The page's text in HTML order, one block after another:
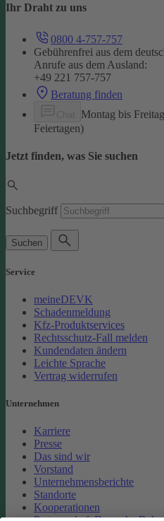
Ihr Draht zu uns
0800 4-757-757
Gebührenfrei aus dem
Anrufe aus dem Ausland:
+49 221 757-757
Beratung finden
Montag bis
Feiertagen)
Jetzt finden, was Sie suchen
Suchbegriff
Suchen
Service
meineDEVK
Schadenmeldung
Kfz-Produktservices
Rechtsschutz-Fall melden
Kundendaten ändern
Leichte Sprache
Vertrag widerrufen
Unternehmen
Karriere
Presse
Das sind wir
Vorstand
Unternehmensberichte
Standorte
Kooperationen